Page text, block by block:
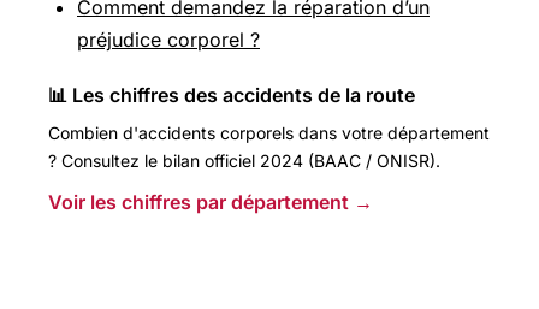
Comment demandez la réparation d’un
préjudice corporel ?
📊 Les chiffres des accidents de la route
Combien d'accidents corporels dans votre département
? Consultez le bilan officiel 2024 (BAAC / ONISR).
Voir les chiffres par département →